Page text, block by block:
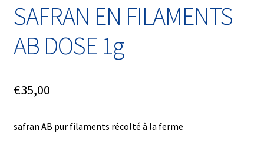
SAFRAN EN FILAMENTS
AB DOSE 1g
€35,00
safran AB pur filaments récolté à la ferme